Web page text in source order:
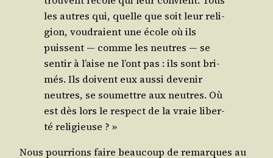
les autres qui, quelle que soit leur reli­
gion, vou­draient une école où ils
puissent ― comme les neutres ― se
sen­tir à l’aise ne l’ont pas : ils sont bri­
més. Ils doivent eux aus­si deve­nir
neutres, se sou­mettre aux neutres. Où
est dès lors le res­pect de la vraie liber­
té religieuse ? »
Nous pour­rions faire beau­coup de remarques au